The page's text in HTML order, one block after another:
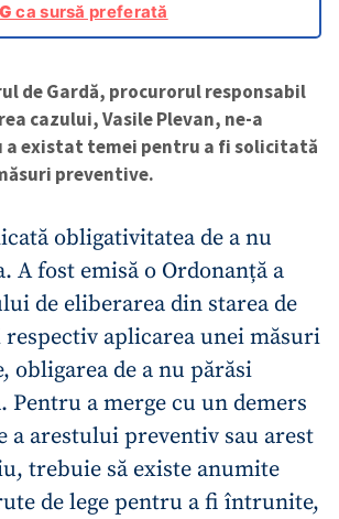
ca sursă preferată
de Gardă, procurorul responsabil
cazului, Vasile Plevan, ne-a
a existat temei pentru a fi solicitată
preventive.
obligativitatea de a nu
A fost emisă o Ordonanță a
de eliberarea din starea de
aplicarea unei măsuri
obligarea de a nu părăsi
Pentru a merge cu un demers
a arestului preventiv sau arest
trebuie să existe anumite
de lege pentru a fi întrunite,